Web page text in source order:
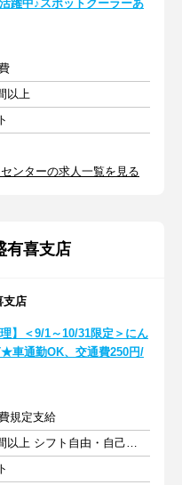
躍中♪スポットクーラーあ
以上
ンターの求人一覧を見る
有喜支店
支店
理】＜9/1～10/31限定＞にん
車通勤OK、交通費250円/
規定支給
週3日以上 1日4時間以上 シフト自由・自己申告